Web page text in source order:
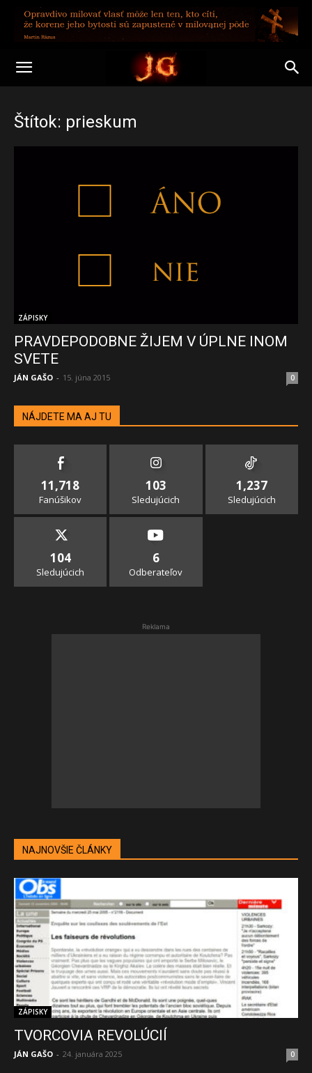
Štítok: prieskum
ZÁPISKY
PRAVDEPODOBNE ŽIJEM V ÚPLNE INOM
SVETE
JÁN GAŠO - 15. júna 2015 0
NÁJDETE MA AJ TU
11,718
Fanúšikov
103
Sledujúcich
1,237
Sledujúcich
104
Sledujúcich
6
Odberateľov
Reklama
NAJNOVŠIE ČLÁNKY
ZÁPISKY
TVORCOVIA REVOLÚCIÍ
JÁN GAŠO - 24. januára 2025 0